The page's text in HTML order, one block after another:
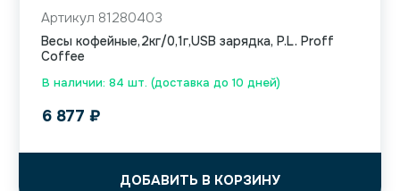
В наличии: 84 шт. (доставка до 10 дней)
Артикул 81280403
Весы кофейные,2кг/0,1г,USB зарядка, P.L. Proff
Coffee
6 877 ₽
ДОБАВИТЬ В КОРЗИНУ